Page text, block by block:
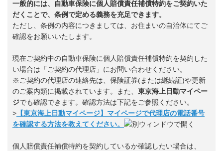
一般的には、自動車保険に個人賠償責任補償特約をご契約いた
だくことで、条例で定める義務を充足できます。
ただし、条例の内容につきましては、お住まいの自治体にてご
確認をお願いいたします。
現在ご契約中の自動車保険に個人賠償責任補償特約を契約した
い場合は「ご契約の代理店」にお問い合わせください。
※ご契約の代理店の連絡先は、保険証券(または継続証)や更新
のご案内類に掲載されています。また、 東京海上日動マイペー
ジでも確認できます。確認方法は下記をご参照ください。
> 【東京海上日動マイページ】マイページで代理店の電話番号
を確認する方法を教えてください。
個人賠償責任補償特約を契約しているか確認したい場合は、